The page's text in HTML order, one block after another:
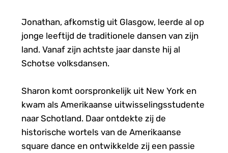
Jonathan, afkomstig uit Glasgow, leerde al op
jonge leeftijd de traditionele dansen van zijn
land. Vanaf zijn achtste jaar danste hij al
Schotse volksdansen.
Sharon komt oorspronkelijk uit New York en
kwam als Amerikaanse uitwisselingsstudente
naar Schotland. Daar ontdekte zij de
historische wortels van de Amerikaanse
square dance en ontwikkelde zij een passie